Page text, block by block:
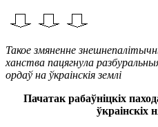
Такое змяненне
ханства пацягнула
ордаў на ўкраінскія землі
Пачатак рабаўніцкіх
ўкраінскіх